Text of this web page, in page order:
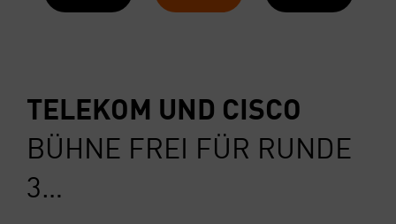
TELE­KOM UND CIS­CO
BÜH­NE FREI FÜR RUN­DE
3…